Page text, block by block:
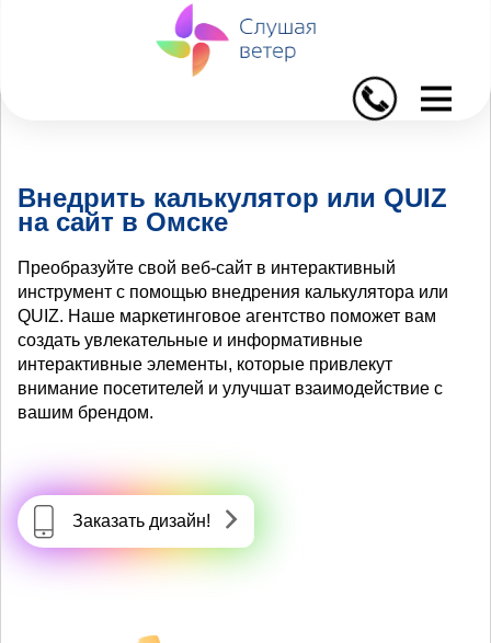
I
Внедрить калькулятор или QUIZ
на сайт в Омске
Преобразуйте свой веб-сайт в интерактивный
инструмент с помощью внедрения калькулятора или
QUIZ. Наше маркетинговое агентство поможет вам
создать увлекательные и информативные
интерактивные элементы, которые привлекут
внимание посетителей и улучшат взаимодействие с
вашим брендом.
Заказать дизайн!